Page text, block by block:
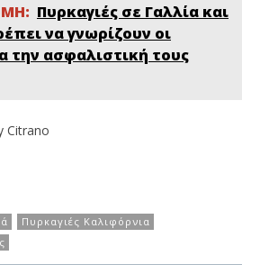
Πυρκαγιές σε Γαλλία και
να γνωρίζουν οι
την ασφαλιστική τους
Citrano
Πυρκαγιές Καλιφόρνια